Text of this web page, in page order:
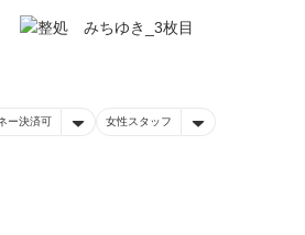
ー決済可 女性スタッフ